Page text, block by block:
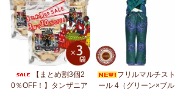
入荷！～天然素材 環境配慮したエシカル製
5/4：ノーカラーボレロジャケット新入荷
リティ◇で仕立てた新作登場！『ニッポン
5/4：キコイ アフリカの布ページに新入荷
綿織布【まとめ割3個2
0％OFF！】タンザニア
フリルマルチスト
ール 4（グリーン×ブル